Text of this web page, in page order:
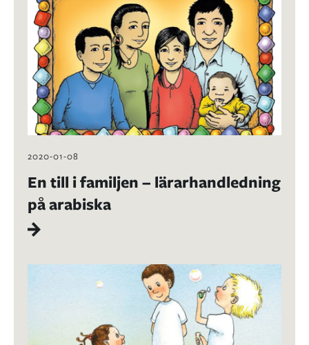
2020-01-08
En till i familjen – lärarhandledning
på arabiska